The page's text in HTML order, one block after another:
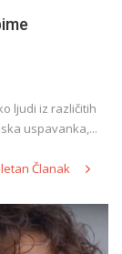
ljudi iz različitih
uspavanka,...
Članak